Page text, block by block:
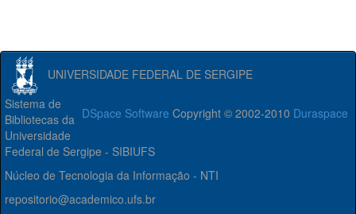
UNIVERSIDADE FEDERAL DE SERGIPE
DSpace Software Copyright © 2002-2010 Duraspace
Sistema de
Bibliotecas da
Universidade
Federal de Sergipe - SIBIUFS
Núcleo de Tecnologia da Informação - NTI
repositorio@academico.ufs.br